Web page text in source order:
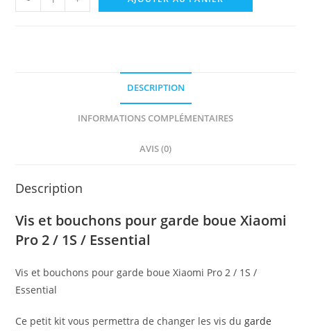
de
/
/
Essential
DESCRIPTION
INFORMATIONS COMPLÉMENTAIRES
AVIS (0)
Description
Vis et bouchons pour garde boue Xiaomi
Pro 2 / 1S / Essential
Vis et bouchons pour garde boue Xiaomi Pro 2 / 1S /
Essential
Ce petit kit vous permettra de changer les vis dugarde